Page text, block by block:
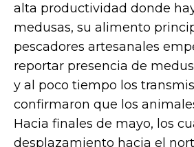
alta productividad donde
medusas, su alimento
pescadores artesanales
reportar presencia de
y al poco tiempo los
confirmaron que los
Hacia finales de mayo, los
desplazamiento hacia el